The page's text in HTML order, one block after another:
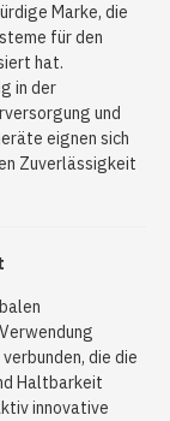
Marke, die
für den
hat.
in der
und
eignen sich
Zuverlässigkeit
die die
Haltbarkeit
innovative